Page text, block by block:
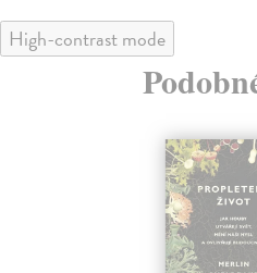
High-contrast mode